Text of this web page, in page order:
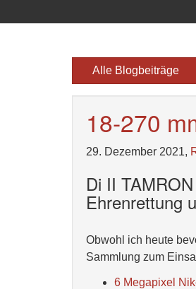
Alle Blogbeiträge
18-270
29. Dezember 2021,
Di II
Ehrenrettung
Obwohl ich heute
Sammlung zum
6 Megapixel